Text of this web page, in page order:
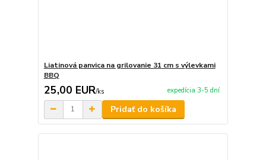
Liatinová panvica na grilovanie 31 cm s výlevkami
BBQ
25,00 EUR/ks expedícia 3-5 dní
Pridať do košíka